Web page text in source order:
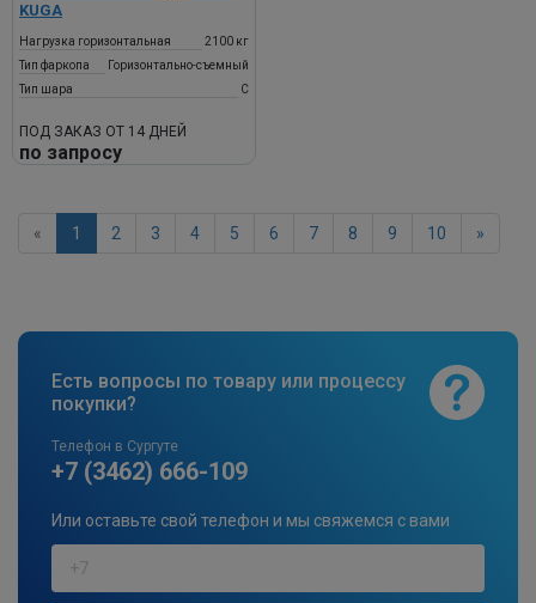
KUGA
Нагрузка горизонтальная
2100 кг
Тип фаркопа
Горизонтально-съемный
Тип шара
C
ПОД ЗАКАЗ ОТ 14 ДНЕЙ
по запросу
« 1 2 3 4 5 6 7 8 9 10 »
Есть вопросы по товару или процессу
покупки?
Телефон в Сургуте
+7 (3462) 666-109
Или оставьте свой телефон и мы свяжемся с вами